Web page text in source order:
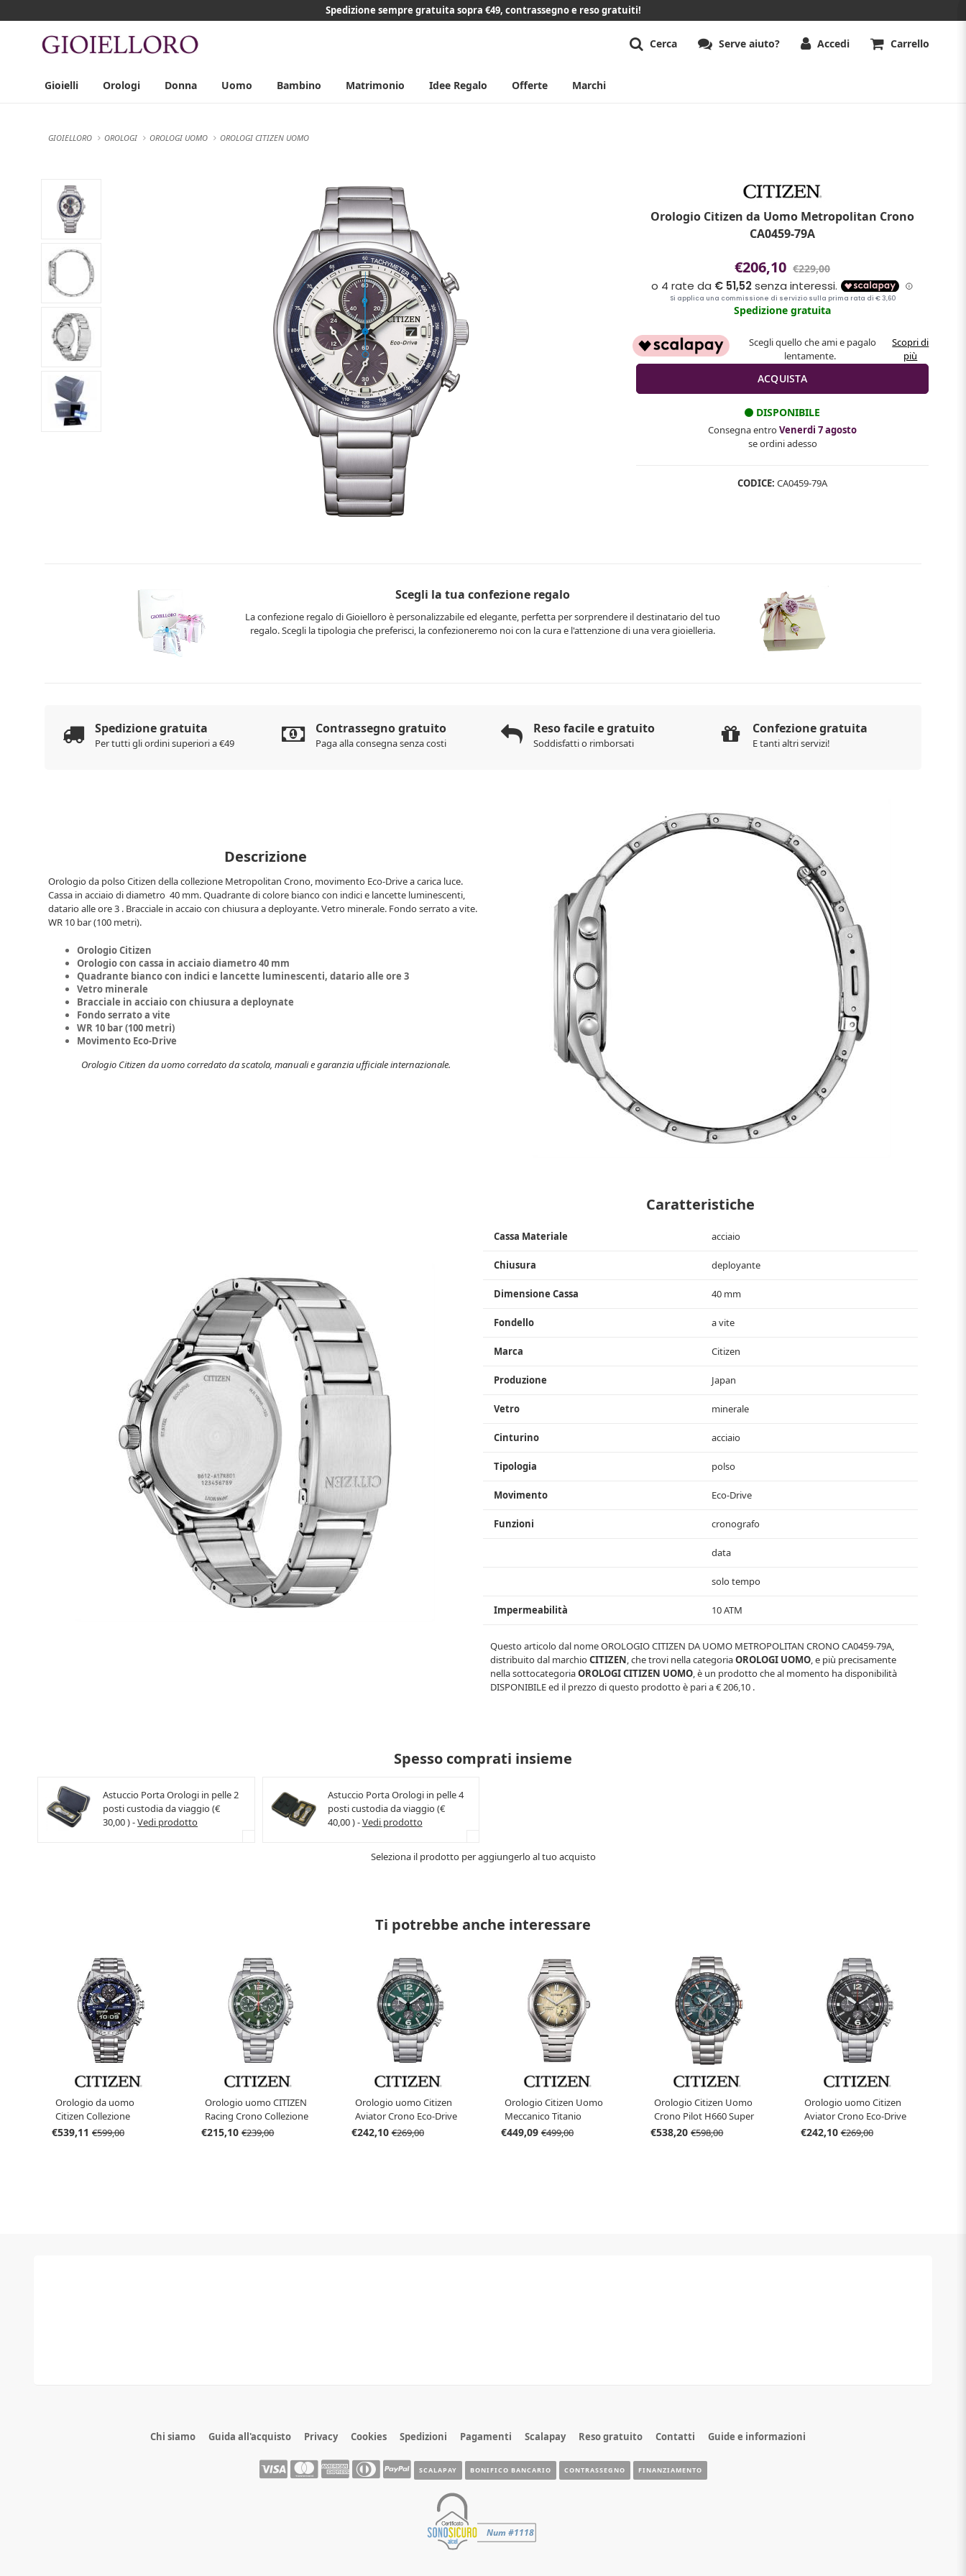
Spedizione sempre gratuita sopra €49, contrassegno e reso gratuiti!
Cerca Serve aiuto? Accedi Carrello
Gioielli Orologi Donna Uomo Bambino Matrimonio Idee Regalo Offerte Marchi
GIOIELLORO OROLOGI OROLOGI UOMO OROLOGI CITIZEN UOMO
Orologio Citizen da Uomo Metropolitan Crono
CA0459-79A
€206,10 €229,00
Spedizione gratuita
Scegli quello che ami e pagalo
lentamente.
Scopri di
più
DISPONIBILE
Consegna entroVenerdi 7 agosto
se ordini adesso
CODICE: CA0459-79A
Scegli la tua confezione regalo
La confezione regalo di Gioielloro è personalizzabile ed elegante, perfetta per sorprendere il destinatario del tuo
regalo. Scegli la tipologia che preferisci, la confezioneremo noi con la cura e l'attenzione di una vera gioielleria.
Spedizione gratuita
Per tutti gli ordini superiori a €49
Contrassegno gratuito
Paga alla consegna senza costi
Reso facile e gratuito
Soddisfatti o rimborsati
Confezione gratuita
E tanti altri servizi!
Descrizione
Orologio da polso Citizen della collezione Metropolitan Crono, movimento Eco-Drive a carica luce.
Cassa in acciaio di diametro 40 mm. Quadrante di colore bianco con indici e lancette luminescenti,
datario alle ore 3 . Bracciale in accaio con chiusura a deployante. Vetro minerale. Fondo serrato a vite.
WR 10 bar (100 metri).
Orologio Citizen
Orologio con cassa in acciaio diametro 40 mm
Quadrante bianco con indici e lancette luminescenti, datario alle ore 3
Vetro minerale
Bracciale in acciaio con chiusura a deploynate
Fondo serrato a vite
WR 10 bar (100 metri)
Movimento Eco-Drive
Orologio Citizen da uomo corredato da scatola, manuali e garanzia ufficiale internazionale.
Caratteristiche
Cassa Materiale acciaio
Chiusura deployante
Dimensione Cassa 40 mm
Fondello a vite
Marca Citizen
Produzione Japan
Vetro minerale
Cinturino acciaio
Tipologia polso
Movimento Eco-Drive
Funzioni cronografo
data
solo tempo
Impermeabilità 10 ATM
Questo articolo dal nomeOROLOGIO CITIZEN DA UOMO METROPOLITAN CRONO CA0459-79A,
distribuito dal marchioCITIZEN, che trovi nella categoriaOROLOGI UOMO, e più precisamente
nella sottocategoriaOROLOGI CITIZEN UOMO, è un prodotto che al momento ha disponibilità
DISPONIBILEed il prezzo di questo prodotto è pari a€ 206,10 .
Spesso comprati insieme
Astuccio Porta Orologi in pelle 2
posti custodia da viaggio (€
30,00 ) -Vedi prodotto
Astuccio Porta Orologi in pelle 4
posti custodia da viaggio (€
40,00 ) -Vedi prodotto
Seleziona il prodotto per aggiungerlo al tuo acquisto
Ti potrebbe anche interessare
Orologio da uomo
Citizen Collezione
Promaster Skyhawk
€539,11 €599,00
Orologio uomo CITIZEN
Racing Crono Collezione
OF CA4640-50X
€215,10€239,00
Orologio uomo Citizen
Aviator Crono Eco-Drive
CA4654-55X
€242,10€269,00
Orologio Citizen Uomo
Meccanico Titanio
Zenshin 60 NK5020-58P
€449,09 €499,00
Orologio Citizen Uomo
Crono Pilot H660 Super
Titanio CB5946-82X
€538,20€598,00
Orologio uomo Citizen
Aviator Crono Eco-Drive
CA4654-55E
€242,10€269,00
Chi siamo Guida all'acquisto Privacy Cookies Spedizioni Pagamenti Scalapay Reso gratuito Contatti Guide e informazioni
SCALAPAY BONIFICO BANCARIO CONTRASSEGNO FINANZIAMENTO